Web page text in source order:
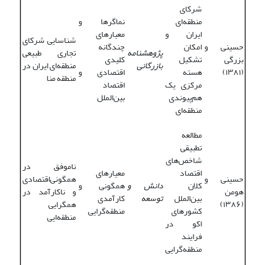
حسینی و
بزرگی
(۱۳۸۱)
شرکای
منطقه‌ای
ایران و
امکان
تشکیل
هسته
مرکزی یک
هم‌پیوندی
منطقه‌ای
پژوهشنامه
بازرگانی
نماگرها و
معیارهای
چندگانه
کلیدی
اقتصادی و
اقتصاد
بین‌الملل
شناسایی شرکای
تجاری طبیعی
منطقه‌ای ایران در
منطقه منا
حسینی و
هومن
(۱۳۸۶)
مطالعه
تطبیقی
شاخص‌های
اقتصاد
کلان
بین‌الملل
کشورهای
اکو در
فرایند
منطقه‌گرایی
دانش ‌و
توسعه
معیارهای
همگونی و
کارآمدی
منطقه‌گرایی
ناموفق در
همگونی‌اقتصادی
و ناکارآمد در
همگرایی
منطقه‌ایی